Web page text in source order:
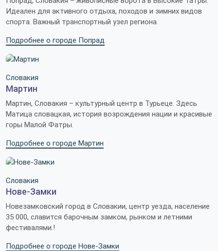
Идеален для активного отдыха, походов и зимних видов
спорта. Важный транспортный узел региона.
Подробнее о городе Попрад
Словакия
Мартин
Мартин, Словакия – культурный центр в Турьеце. Здесь
Матица словацкая, история возрождения нации и красивые
горы Малой Фатры.
Подробнее о городе Мартин
Словакия
Нове-Замки
Новезамковский город в Словакии, центр уезда, население
35 000, славится барочным замком, рынком и летними
фестивалями.!
Подробнее о городе Нове-Замки